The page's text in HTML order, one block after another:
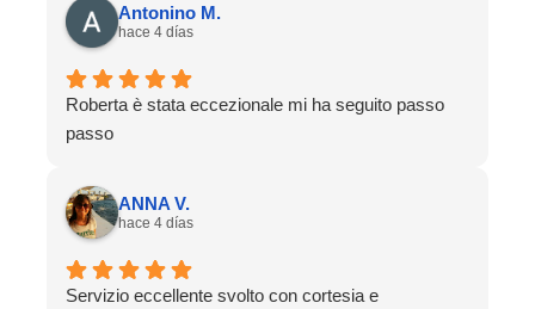
Antonino M.
hace 4 días
Roberta è stata eccezionale mi ha seguito passo
passo
ANNA V.
hace 4 días
Servizio eccellente svolto con cortesia e